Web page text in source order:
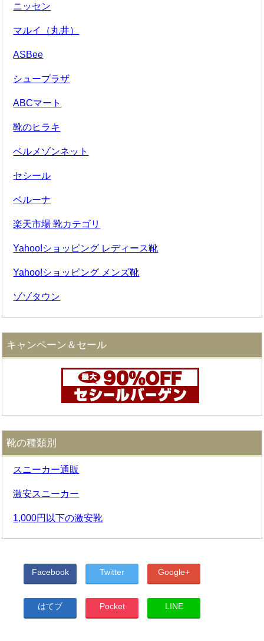
ニッセン
マルイ（丸井）
ASBee
シュープラザ
ABCマート
靴のヒラキ
ベルメゾンネット
セシール
ベルーナ
楽天市場 靴カテゴリ
Yahoo!ショッピング レディース靴
Yahoo!ショッピング メンズ靴
ゾゾタウン
キャンペーン＆セール
靴の種類別
スニーカー通販
激安スニーカー
1,000円以下の激安靴
Facebook Twitter Google+
はてブ Pocket LINE